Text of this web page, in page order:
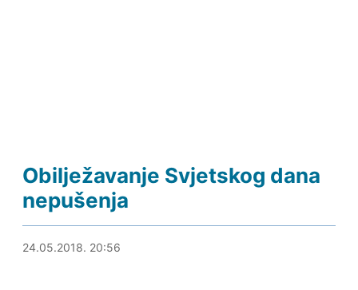
Obilježavanje Svjetskog dana
nepušenja
24.05.2018. 21:10
24.05.2018. 20:56